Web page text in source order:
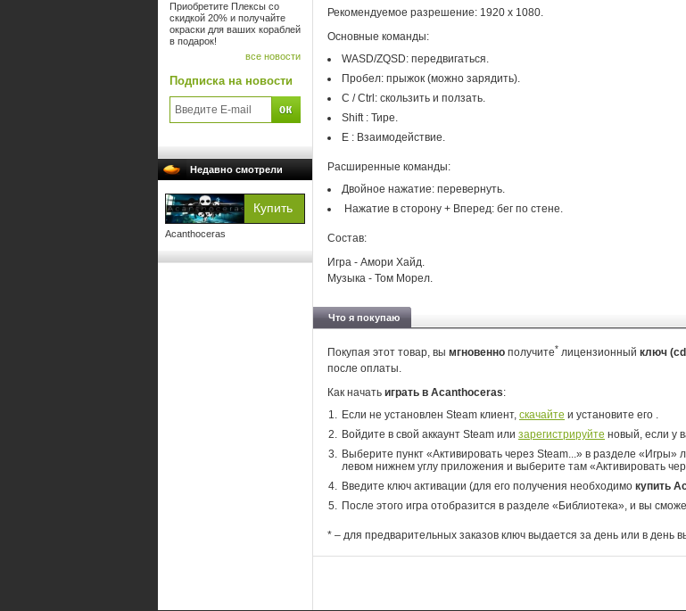
Приобретите Плексы со
скидкой 20% и получайте
окраски для ваших кораблей
в подарок!
все новости
Подписка на новости
Недавно смотрели
Acanthoceras
Рекомендуемое разрешение: 1920 x 1080.
Основные команды:
WASD/ZQSD: передвигаться.
Пробел: прыжок (можно зарядить).
C / Ctrl: скользить и ползать.
Shift : Тире.
E : Взаимодействие.
Расширенные команды:
Двойное нажатие: перевернуть.
Нажатие в сторону + Вперед: бег по стене.
Состав:
Игра - Амори Хайд.
Музыка - Том Морел.
Что я покупаю
Покупая этот товар, вы мгновенно получите* лицензионный ключ
после оплаты.
Как начать играть в Acanthoceras:
Если не установлен Steam клиент, скачайте и установите его .
Войдите в свой аккаунт Steam или зарегистрируйте новый, если у
Выберите пункт «Активировать через Steam...» в разделе «Игры»
левом нижнем углу приложения и выберите там «Активировать
Введите ключ активации (для его получения необходимо купить
После этого игра отобразится в разделе «Библиотека», и вы
* – для предварительных заказов ключ выдается за день или в день